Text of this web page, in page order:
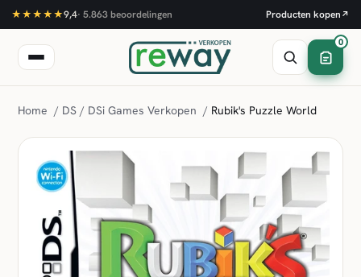
★★★★★9,4· 5.863beoordelingen Producten kopen ↗
0
Home / DS / DSi Games Verkopen / Rubik's Puzzle World